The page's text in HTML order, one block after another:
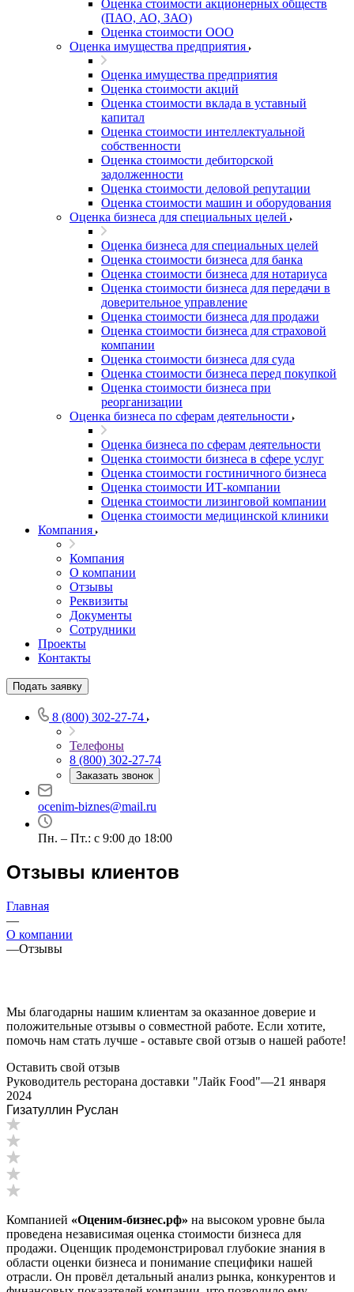
Оценка стоимости акционерных обществ
(ПАО, АО, ЗАО)
Оценка стоимости ООО
Оценка имущества предприятия
Оценка имущества предприятия
Оценка стоимости акций
Оценка стоимости вклада в уставный
капитал
Оценка стоимости интеллектуальной
собственности
Оценка стоимости дебиторской
задолженности
Оценка стоимости деловой репутации
Оценка стоимости машин и оборудования
Оценка бизнеса для специальных целей
Оценка бизнеса для специальных целей
Оценка стоимости бизнеса для банка
Оценка стоимости бизнеса для нотариуса
Оценка стоимости бизнеса для передачи в
доверительное управление
Оценка стоимости бизнеса для продажи
Оценка стоимости бизнеса для страховой
компании
Оценка стоимости бизнеса для суда
Оценка стоимости бизнеса перед покупкой
Оценка стоимости бизнеса при
реорганизации
Оценка бизнеса по сферам деятельности
Оценка бизнеса по сферам деятельности
Оценка стоимости бизнеса в сфере услуг
Оценка стоимости гостиничного бизнеса
Оценка стоимости ИТ-компании
Оценка стоимости лизинговой компании
Оценка стоимости медицинской клиники
Компания
Компания
О компании
Отзывы
Реквизиты
Документы
Сотрудники
Проекты
Контакты
Подать заявку
8 (800) 302-27-74
Телефоны
8 (800) 302-27-74
Заказать звонок
ocenim-biznes@mail.ru
Пн. – Пт.: с 9:00 до 18:00
Отзывы клиентов
Главная
—
О компании
—Отзывы
Мы благодарны нашим клиентам за оказанное доверие и
положительные отзывы о совместной работе. Если хотите,
помочь нам стать лучше - оставьте свой отзыв о нашей работе!
Оставить свой отзыв
Руководитель ресторана доставки "Лайк Food"—21 января
2024
Гизатуллин Руслан
Компанией «Оценим-бизнес.рф» на высоком уровне была
проведена независимая оценка стоимости бизнеса для
продажи. Оценщик продемонстрировал глубокие знания в
области оценки бизнеса и понимание специфики нашей
отрасли. Он провёл детальный анализ рынка, конкурентов и
Батайск
Белая Калитва
Белогорск
Белорецк
Белореченск
Белоярский
Бердск
Биробиджан
Бирск
Благовещенск
Благодарный
Боготол
Бор
Борзя
Борисоглебск
Бронницы
Брянск
Бугульма
Бугуруслан
Бузулук
Буй
Буйнакск
Бутурлиновка
Валдай
Валуйки
Великие Луки
Великий Устюг
Вельск
Верещагино
Верхний Уфалей